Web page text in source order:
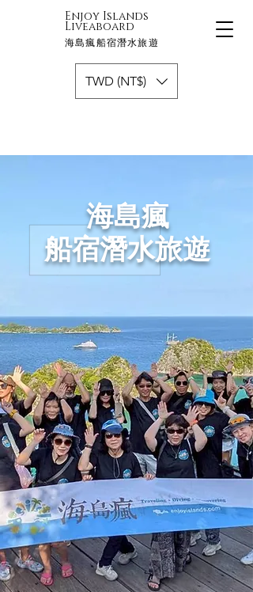
Enjoy Islands
Liveaboard
海島瘋船宿潛水旅遊
TWD (NT$)
海島瘋
船宿潛水旅遊